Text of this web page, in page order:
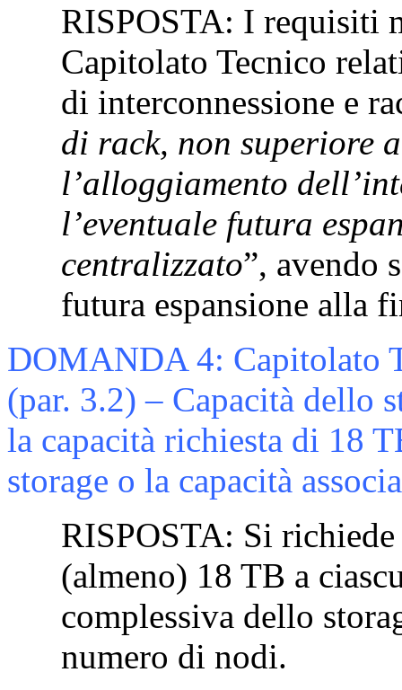
RISPOSTA: I requisiti
Capitolato Tecnico
di interconnessione e
di rack, non superiore
l’alloggiamento
l’eventuale futura
centralizzato”, avendo
futura espansione alla
DOMANDA 4: Capitolato
(par. 3.2) – Capacità dello
la capacità richiesta di 18
storage o la capacità
RISPOSTA: Si
(almeno) 18 TB a
complessiva dello
numero di nodi.